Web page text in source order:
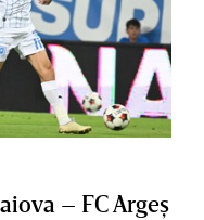
– FC Argeş